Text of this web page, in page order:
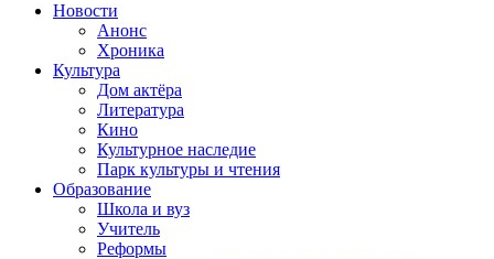
Новости
Анонс
Хроника
Культура
Дом актёра
Литература
Кино
Культурное наследие
Парк культуры и чтения
Образование
Школа и вуз
Учитель
Реформы